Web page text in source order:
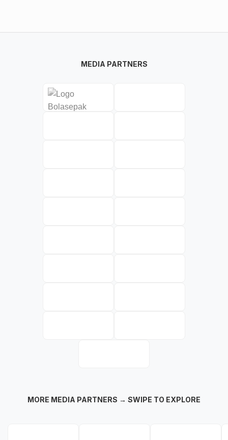
MEDIA PARTNERS
MORE MEDIA PARTNERS → SWIPE TO EXPLORE